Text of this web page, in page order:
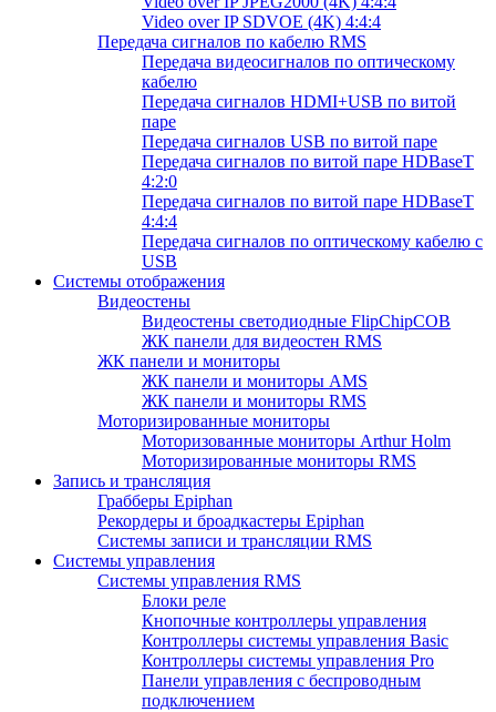
Video over IP SDVOE (4K) 4:4:4
Передача сигналов по кабелю RMS
Передача видеосигналов по оптическому
кабелю
Передача сигналов HDMI+USB по витой
паре
Передача сигналов USB по витой паре
Передача сигналов по витой паре HDBaseT
4:2:0
Передача сигналов по витой паре HDBaseT
4:4:4
Передача сигналов по оптическому кабелю с
USB
Системы отображения
Видеостены
Видеостены светодиодные FlipChipCOB
ЖК панели для видеостен RMS
ЖК панели и мониторы
ЖК панели и мониторы AMS
ЖК панели и мониторы RMS
Моторизированные мониторы
Моторизованные мониторы Arthur Holm
Моторизированные мониторы RMS
Запись и трансляция
Грабберы Epiphan
Рекордеры и броадкастеры Epiphan
Системы записи и трансляции RMS
Системы управления
Системы управления RMS
Блоки реле
Кнопочные контроллеры управления
Контроллеры системы управления Basic
Контроллеры системы управления Pro
Панели управления с беспроводным
подключением